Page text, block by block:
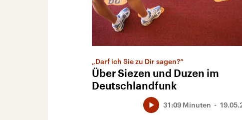
„Darf ich Sie zu Dir sagen?“
Über Siezen und Duzen im
Deutschlandfunk
31:09 Minuten